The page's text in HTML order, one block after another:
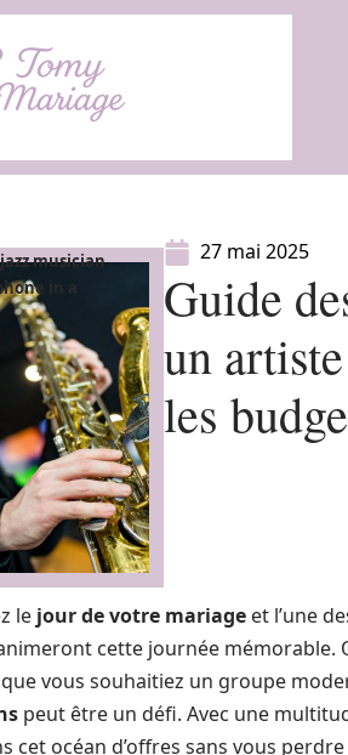
musician
in a
27 mai 2025
Guide
un
les
le jour de votre mariage et l’une
cette journée mémorable.
vous souhaitiez un groupe
peut être un défi. Avec une
cet océan d’offres sans vous